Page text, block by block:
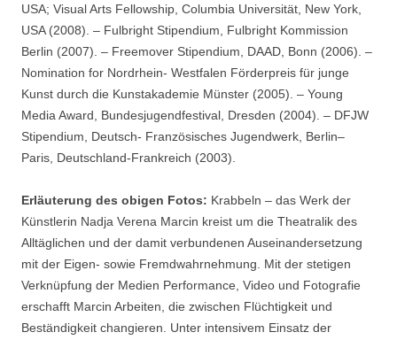
USA; Visual Arts Fellowship, Columbia Universität, New York,
USA (2008). – Fulbright Stipendium, Fulbright Kommission
Berlin (2007). – Freemover Stipendium, DAAD, Bonn (2006). –
Nomination for Nordrhein- Westfalen Förderpreis für junge
Kunst durch die Kunstakademie Münster (2005). – Young
Media Award, Bundesjugendfestival, Dresden (2004). – DFJW
Stipendium, Deutsch- Französisches Jugendwerk, Berlin–
Paris, Deutschland-Frankreich (2003).
Erläuterung des obigen Fotos: Krabbeln – das Werk der
Künstlerin Nadja Verena Marcin kreist um die Theatralik des
Alltäglichen und der damit verbundenen Auseinandersetzung
mit der Eigen- sowie Fremdwahrnehmung. Mit der stetigen
Verknüpfung der Medien Performance, Video und Fotografie
erschafft Marcin Arbeiten, die zwischen Flüchtigkeit und
Beständigkeit changieren. Unter intensivem Einsatz der